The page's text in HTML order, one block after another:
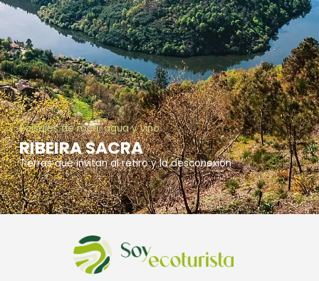
Paisajes de roca, agua y vino
RIBEIRA SACRA
Tierras que invitan al retiro y la desconexión